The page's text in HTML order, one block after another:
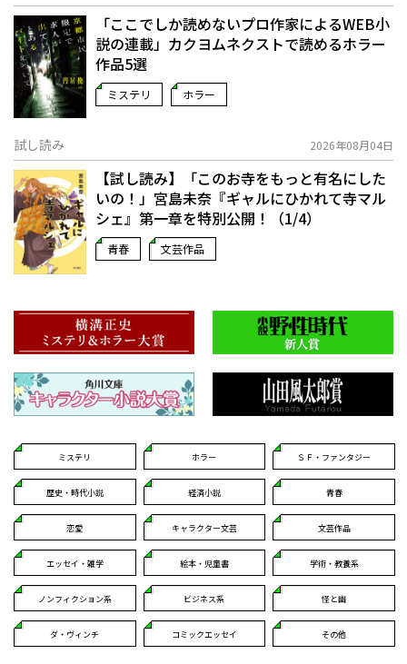
「ここでしか読めないプロ作家によるWEB小
説の連載」――カクヨムネクストで読めるホラー
作品5選
ミステリ ホラー
試し読み 2026年08月04日
【試し読み】「このお寺をもっと有名にした
いの！」宮島未奈『ギャルにひかれて寺マル
シェ』第一章を特別公開！（1/4）
青春 文芸作品
ミステリ ホラー ＳＦ・ファンタジー
歴史・時代小説 経済小説 青春
恋愛 キャラクター文芸 文芸作品
エッセイ・雑学 絵本・児童書 学術・教養系
ノンフィクション系 ビジネス系 怪と幽
ダ・ヴィンチ コミックエッセイ その他